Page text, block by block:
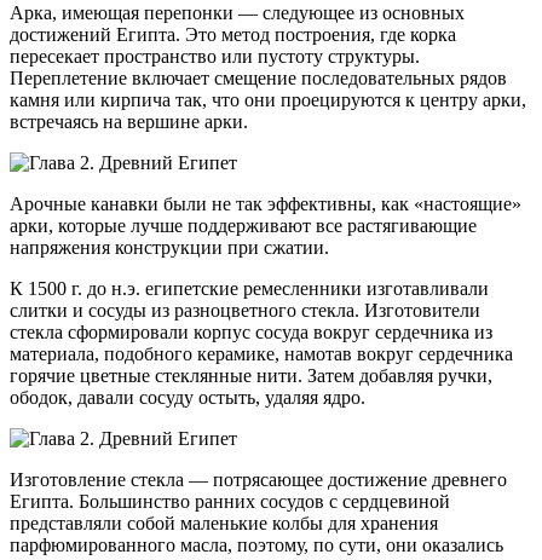
Арка, имеющая перепонки — следующее из основных
достижений Египта. Это метод построения, где корка
пересекает пространство или пустоту структуры.
Переплетение включает смещение последовательных рядов
камня или кирпича так, что они проецируются к центру арки,
встречаясь на вершине арки.
Арочные канавки были не так эффективны, как «настоящие»
арки, которые лучше поддерживают все растягивающие
напряжения конструкции при сжатии.
К 1500 г. до н.э. египетские ремесленники изготавливали
слитки и сосуды из разноцветного стекла. Изготовители
стекла сформировали корпус сосуда вокруг сердечника из
материала, подобного керамике, намотав вокруг сердечника
горячие цветные стеклянные нити. Затем добавляя ручки,
ободок, давали сосуду остыть, удаляя ядро.
Изготовление стекла — потрясающее достижение древнего
Египта. Большинство ранних сосудов с сердцевиной
представляли собой маленькие колбы для хранения
парфюмированного масла, поэтому, по сути, они оказались